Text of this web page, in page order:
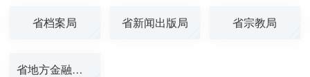
省档案局 省新闻出版局 省宗教局
省地方金融管理...